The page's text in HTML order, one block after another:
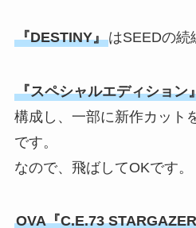
『DESTINY』はSEEDの続
『スペシャルエディション
構成し、一部に新作カット
です。
なので、飛ばしてOKです。
OVA『C.E.73